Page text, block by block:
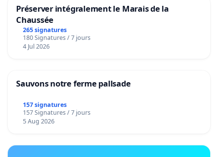
Préserver intégralement le Marais de la
Chaussée
265 signatures
180 Signatures / 7 jours
4 Jul 2026
Sauvons notre ferme pallsade
157 signatures
157 Signatures / 7 jours
5 Aug 2026